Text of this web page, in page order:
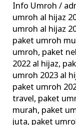
Info Umroh /
umroh al hijaz
umroh al hijaz
paket umroh
umroh, paket
2022 al hijaz,
umroh 2023 al
paket umroh
travel, paket
murah, paket
juta, paket